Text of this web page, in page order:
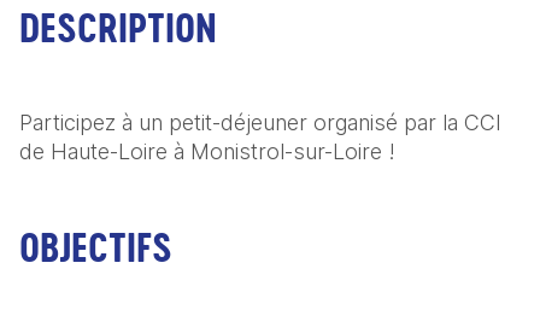
DESCRIPTION
Participez à un petit-déjeuner organisé par la CCI
de Haute-Loire à Monistrol-sur-Loire !
OBJECTIFS